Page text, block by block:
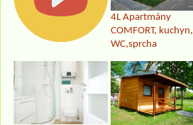
4L Apartmány
COMFORT, kuchyn,
WC,sprcha